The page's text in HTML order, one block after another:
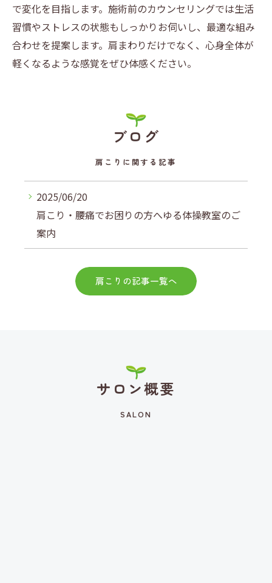
で変化を目指します。施術前のカウンセリングでは生活
習慣やストレスの状態もしっかりお伺いし、最適な組み
合わせを提案します。肩まわりだけでなく、心身全体が
軽くなるような感覚をぜひ体感ください。
ブログ
肩こりに関する記事
2025/06/20
肩こり・腰痛でお困りの方へゆる体操教室のご
案内
肩こりの記事一覧へ
サロン概要
SALON